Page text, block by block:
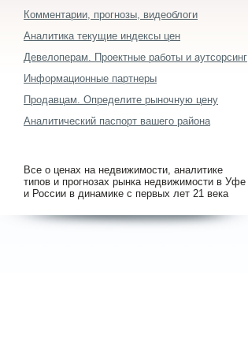
Комментарии, прогнозы, видеоблоги
Аналитика текущие индексы цен
Девелоперам. Проектные работы и аутсорсинг
Информационные партнеры
Продавцам. Определите рыночную цену
Аналитический паспорт вашего района
Все о ценах на недвижимости, аналитике
типов и прогнозах рынка недвижимости в Уфе
и России в динамике с первых лет 21 века